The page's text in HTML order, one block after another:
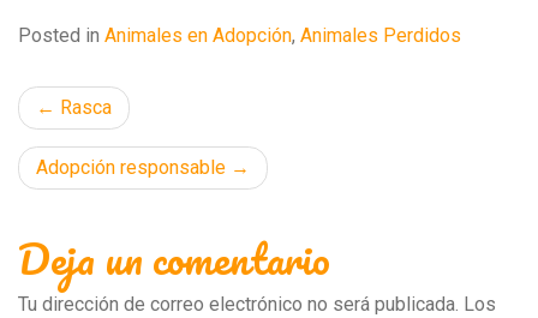
Posted in Animales en Adopción, Animales Perdidos
Navegación
de
entradas
Rasca
Adopción responsable
Deja un comentario
Tu dirección de correo electrónico no será publicada. Los